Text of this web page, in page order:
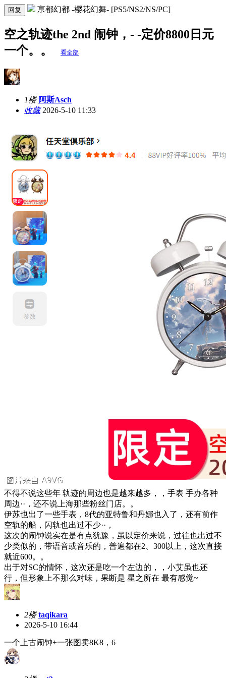
回复 亰都幻都 -樱花幻舞- [PS5/NS2/NS/PC]
空之轨迹the 2nd 闹钟，- -定价8800日元
一个。。
看全部
1楼 阿斯Asch
收藏2026-5-10 11:33
不得不说这些年 轨迹的周边也是越来越多，，手表 手办各种
周边··，还不说上海那些粉丝门店。。
伊苏也出了一些手表，8代的亚特鲁和丹娜也入了，还有前作
空轨的船，闪轨也出过不少··，
这次的闹钟说实在是有点犹豫，虽以定价来说，过往也出过不
少类似的，带语音或音乐的，普遍都在2、300以上，这次直接
就近600。。
出于对SC的情怀，这次还是吃一个左边的，，小艾虽也还
行，但形象上不那么对味，果断是 星之所在 最有感觉~
2楼 taqikara
2026-5-10 16:44
一个上古闹钟+一张图卖8K8，6